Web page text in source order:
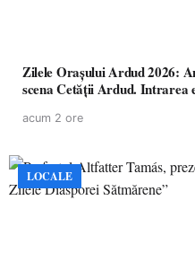
Zilele Orașului Ardud 2026:
scena Cetății Ardud. Intrarea
acum 2 ore
LOCALE